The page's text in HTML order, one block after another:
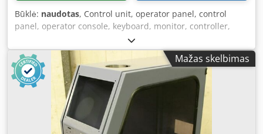
Būklė: naudotas, Control unit, operator panel, control
panel, operator console, keyboard, monitor, controller,
two-hand control desk -Two-hand control console:
removed from an Atlantic HPT 13536 press brake -Foot
switch: Bernstein Classic -Dimensions: 920/1010/H1100
mm Codpfxefn Egrs Akwsrf -Weight: 25 kg
Mažas skelbimas